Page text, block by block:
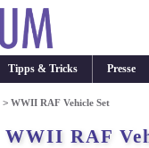
Tipps & Tricks Presse
>WWII RAF Vehicle Set
WWII RAF